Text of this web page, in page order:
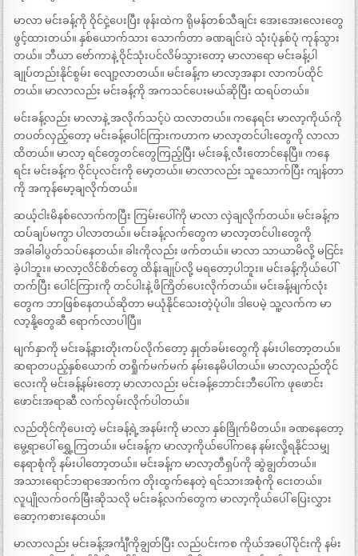
မာလာ မင်းခန့်ကို ဝိုင်ငှဲ့ပေးပြီး ဖုန်းထဲက ရိုမန်တစ်သီချင်း အေးအေးလေးတွေ
ဖွင့်ထားတယ်။ နှစ်ယောက်သား သောက်တာ ခဏချင်းပဲ သုံးပုံနှစ်ပုံ ကုန်သွား
တယ်။ ဘီယာ ဗော်ကာနဲ့ ဝိုင်သုံးပင်လိမ်သွားတော့ မာလာရော မင်းခန့်ပါ
ချုပ်တည်းနိုင်စွမ်း လျော့လာတယ်။ မင်းခန့်က မာလာ့အနား လာကပ်ထိုင်
တယ်။ မာလာလည်း မင်းခန့်ကို အကသင်ပေးမယ်ဆိုပြီး ထရပ်တယ်။
မင်းခန့်လည်း မာလာနဲ့ အလိုက်သင့်ပဲ ထလာတယ်။ ကနေရင်း မာလာ့ကိုယ်ကို
တပတ်လှည့်တော့ မင်းခန့်ပေါင်ကြားကဟာက မာလာ့တင်ပါးတွေကို လာလာ
ထိတယ်။ မာလာ့ ရင်တွေတင်တွေကြည့်ပြီး မင်းခန့် လီးတောင်နေပြီ။ ကနေ
ရင်း မင်းခန့်က ဝိုင်ပုလင်းကို မော့တယ်။ မာလာလည်း သူသောက်ပြီး ကျန်တာ
ကို အကုန်မော့ချလိုက်တယ်။
ဆယ့်ငါးမိနစ်လောက်ကပြီး ကြမ်းပေါ်ကို မာလာ လှဲချလိုက်တယ်။ မင်းခန့်က
ထပ်ချပ်မကွာ ပါလာတယ်။ မင်းခန့်လက်တွေက မာလာ့တင်ပါးတွေကို
အခါခါပွတ်သပ်နေတယ်။ ခါးကိုလည်း ဖက်တယ်။ မာလာ သာယာမိလို့ မငြင်း
ခဲ့ပါဘူး။ မာလာ့လိင်စိတ်တွေ ထိန်းချုပ်လို့ မရတော့ပါဘူး။ မင်းခန့်ကိုယ်ပေါ်
တက်ပြီး ပေါင်ကြားကို တင်ပါးနဲ့ ဖိကြိတ်ပေးလိုက်တယ်။ မင်းခန့်မျက်လုံး
တွေက ဘာဖြစ်နေတယ်ဆိုတာ မယုံနိုင်သေးတဲ့ပုံပါ။ ဒါပေမဲ့ သူ့လက်က မာ
လာ့နို့တွေဆီ ရောက်လာပါပြီ။
မျက်နှာကို မင်းခန့်နားတိုးကပ်လိုက်တော့ နှုတ်ခမ်းတွေကို နမ်းပါတော့တယ်။
ဆရာတပည့်နှစ်ယောက် တရှိုက်မက်မက် နမ်းနေမိပါတယ်။ မာလာ့လည်တိုင်
လေးကို မင်းခန့်နမ်းတော့ မာလာလည်း မင်းခန့်ဘောင်းဘီပေါ်က ဖုဖောင်း
ဖောင်းအရာဆီ လက်လှမ်းလိုက်ပါတယ်။
လည်တိုင်ကိုပေးတဲ့ မင်းခန့်ရဲ့အနမ်းကို မာလာ နှစ်ခြိုက်မိတယ်။ ခဏနေတော့
မွေ့ရာပေါ် ရွှေ့ကြတယ်။ မင်းခန့်က မာလာ့ကိုယ်ပေါ်ကနေ နမ်းလို့ရနိုင်သမျှ
နေရာစုံကို နမ်းပါတော့တယ်။ မင်းခန့်က မာလာ့တီရှပ်ကို ဆွဲချွတ်တယ်။
အသားရောင်ဘရာအောက်က တိုးထွက်နေတဲ့ ရင်သားအစုံကို ငေးတယ်။
လူပျိုလက်ဝက်မြီးဆိုသလို မင်းခန့်လက်တွေက မာလာ့ကိုယ်ပေါ် ပြေးလွှား
ဆော့ကစားနေတယ်။
မာလာလည်း မင်းခန့်အင်္ကျီကိုချွတ်ပြီး လည်ပင်းကစ ကိုယ်အပေါ်ပိုင်းကို နမ်း